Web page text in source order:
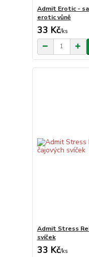
Admit Erotic -
erotic vůně
33 Kč/ks
Admit Stress
svíček
33 Kč/ks